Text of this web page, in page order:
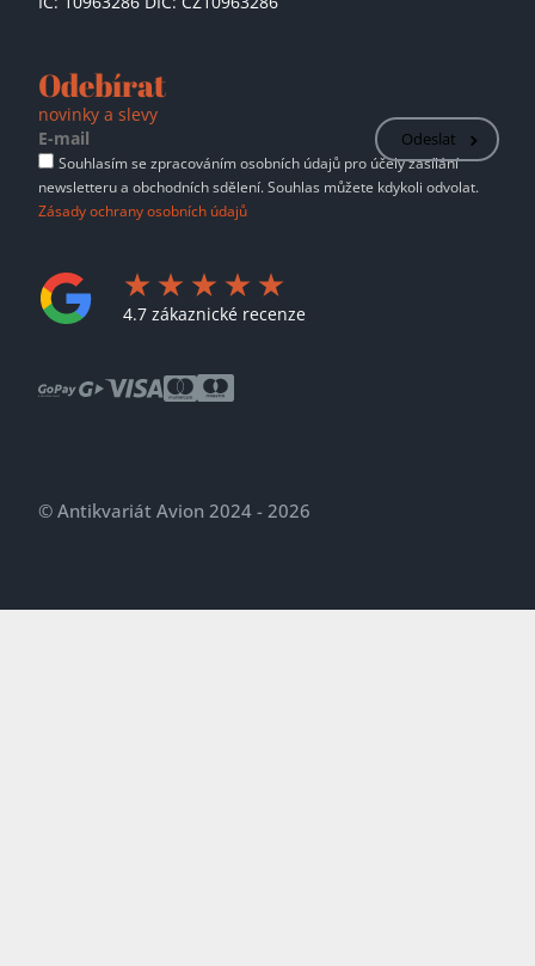
Odebírat
novinky a slevy
Odeslat
Souhlasím se zpracováním osobních údajů pro účely zasílání
newsletteru a obchodních sdělení. Souhlas můžete kdykoli odvolat.
Zásady ochrany osobních údajů
4.7 zákaznické recenze
© Antikvariát Avion 2024 - 2026